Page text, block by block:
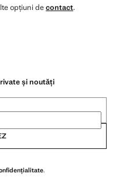
opțiuni decontact.
și noutăți
.